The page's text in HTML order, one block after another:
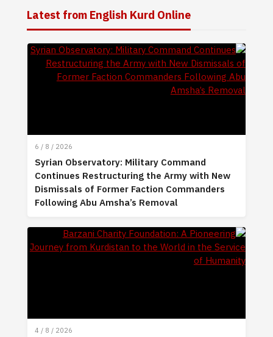
Latest from English Kurd Online
6 / 8 / 2026
Syrian Observatory: Military Command
Continues Restructuring the Army with New
Dismissals of Former Faction Commanders
Following Abu Amsha’s Removal
4 / 8 / 2026